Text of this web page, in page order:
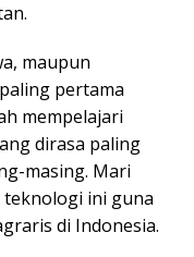
maupun
pertama
mempelajari
dirasa paling
masing. Mari
teknologi ini guna
di Indonesia.